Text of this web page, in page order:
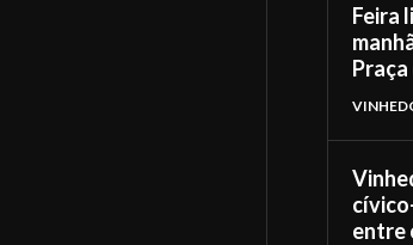
Feira
entre